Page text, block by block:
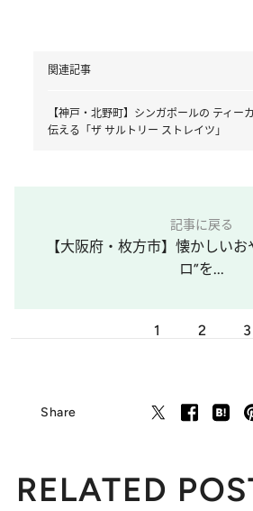
関連記事
【神戸・北野町】シンガポールの ティー
伝える「ザ サルトリー ストレイツ」
記事に戻る
【大阪府・枚方市】懐かしい
ロ”を...
1 2 3
Share
RELATED